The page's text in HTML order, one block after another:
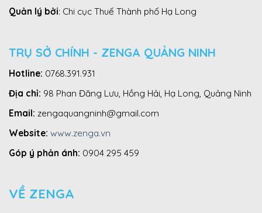
Quản lý bởi: Chi cục Thuế Thành phố Hạ Long
TRỤ SỞ CHÍNH - ZENGA QUẢNG NINH
Hotline: 0768.391.931
Địa chỉ: 98 Phan Đăng Lưu, Hồng Hải, Hạ Long, Quảng Ninh
Email: zengaquangninh@gmail.com
Website: www.zenga.vn
Góp ý phản ánh: 0904 295 459
VỀ ZENGA